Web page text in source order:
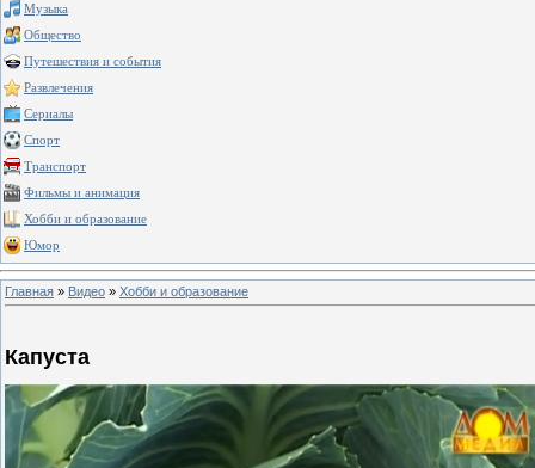
Музыка
Общество
Путешествия и события
Развлечения
Сериалы
Спорт
Транспорт
Фильмы и анимация
Хобби и образование
Юмор
Главная » Видео » Хобби и образование
Капуста